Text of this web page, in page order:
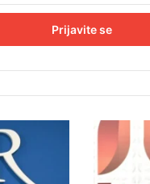
S
n